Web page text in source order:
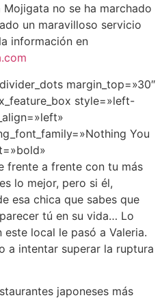
no se ha marchado
un maravilloso servicio
información en
margin_top=»30″
style=»left-
You
frente a frente con tu más
lo mejor, pero si él,
esa chica que sabes que
tú en su vida… Lo
local le pasó a Valeria.
a intentar superar la ruptura
japoneses más